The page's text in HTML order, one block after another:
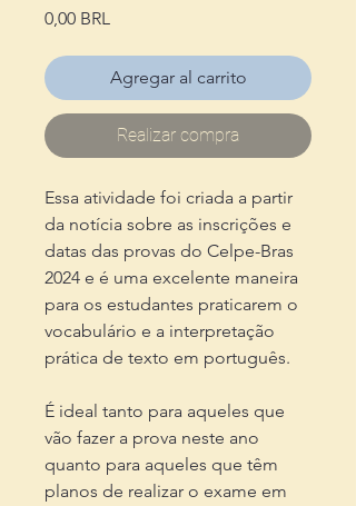
0,00 BRL
Agregar al carrito
Realizar compra
Essa atividade foi criada a partir
da notícia sobre as inscrições e
datas das provas do Celpe-Bras
2024 e é uma excelente maneira
para os estudantes praticarem o
vocabulário e a interpretação
prática de texto em português.
É ideal tanto para aqueles que
vão fazer a prova neste ano
quanto para aqueles que têm
planos de realizar o exame em